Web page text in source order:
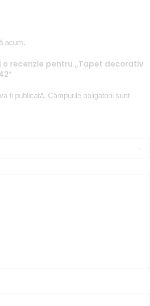
acum.
o recenzie pentru „Tapet decorativ
fi publicată. Câmpurile obligatorii sunt